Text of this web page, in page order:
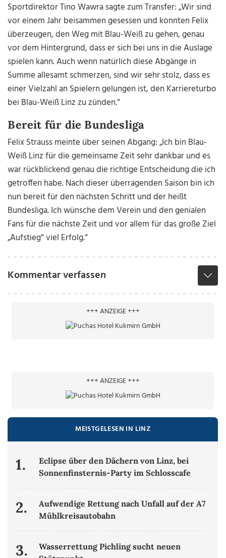
Sportdirektor Tino Wawra sagte zum Transfer: „Wir sind
vor einem Jahr beisammen gesessen und konnten Felix
überzeugen, den Weg mit Blau-Weiß zu gehen, genau
vor dem Hintergrund, dass er sich bei uns in die Auslage
spielen kann. Auch wenn natürlich diese Abgänge in
Summe allesamt schmerzen, sind wir sehr stolz, dass es
einer Vielzahl an Spielern gelungen ist, den Karriereturbo
bei Blau-Weiß Linz zu zünden.“
Bereit für die Bundesliga
Felix Strauss meinte über seinen Abgang: „Ich bin Blau-
Weiß Linz für die gemeinsame Zeit sehr dankbar und es
war rückblickend genau die richtige Entscheidung die ich
getroffen habe. Nach dieser überragenden Saison bin ich
nun bereit für den nächsten Schritt und der heißt
Bundesliga. Ich wünsche dem Verein und den genialen
Fans für die nächste Zeit und vor allem für das große Ziel
„Aufstieg“ viel Erfolg.“
Kommentar verfassen
+++ ANZEIGE +++
+++ ANZEIGE +++
MEISTGELESEN IN LINZ
1.
Eclipse über den Dächern von Linz, bei
Sonnenfinsternis-Party im Schlosscafe
2.
Aufwendige Rettung nach Unfall auf der A7
Mühlkreisautobahn
3.
Wasserrettung Pichling sucht neuen